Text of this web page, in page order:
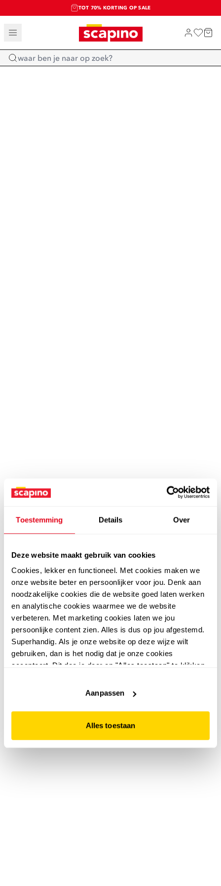
Toestemming Details Over
Deze website maakt gebruik van cookies
Cookies, lekker en functioneel. Met cookies maken we
onze website beter en persoonlijker voor jou. Denk aan
noodzakelijke cookies die de website goed laten werken
en analytische cookies waarmee we de website
verbeteren. Met marketing cookies laten we jou
persoonlijke content zien. Alles is dus op jou afgestemd.
Superhandig. Als je onze website op deze wijze wilt
gebruiken, dan is het nodig dat je onze cookies
accepteert. Dit doe je door op "Alles toestaan" te klikken.
website niet optimaal functioneert.
Aanpassen
Alles toestaan
TOT 70% KORTING OP SALE
SALE: LAATSTE KANS!
SHOP NIEUW
Home